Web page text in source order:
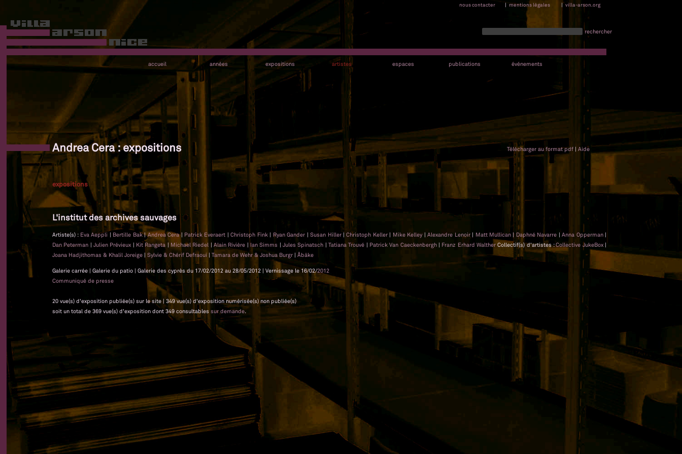
nous contacter | mentions légales | villa-arson.org
rechercher
accueil années expositions artistes espaces publications événements
Andrea Cera : expositions Télécharger au format pdf | Aide
expositions
L'institut des archives sauvages
Artiste(s) : Eva Aeppli | Bertille Bak|Andrea Cera| Patrick Everaert |Christoph Fink | Ryan Gander |Susan Hiller |Christoph Keller | Mike Kelley |Alexandre Lenoir | Matt Mullican | Daphné Navarre |Anna Opperman |
Dan Peterman |Julien Prévieux | Kit Rangeta | Michael Riedel |Alain Rivière | Ian Simms |Jules Spinatsch |Tatiana Trouvé | Patrick Van Caeckenbergh | Franz Erhard WaltherCollectif(s) d'artistes :Collective JukeBox |
Joana Hadjithomas & Khalil Joreige | Sylvie & Chérif Defraoui | Tamara de Wehr & Joshua Burgr | Åbäke
Galerie carrée | Galerie du patio | Galerie des cyprès du 17/02/2012 au 28/05/2012 | Vernissage le 16/02/2012
Communiqué de presse
20 vue(s) d'exposition publiée(s) sur le site | 349 vue(s) d'exposition numérisée(s) non publiée(s)
soit un total de 369 vue(s) d'exposition dont 349 consultables sur demande.